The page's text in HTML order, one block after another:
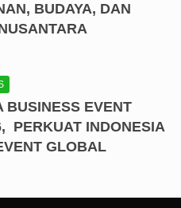
BUDAYA, DAN
BUSINESS EVENT
PERKUAT INDONESIA
GLOBAL